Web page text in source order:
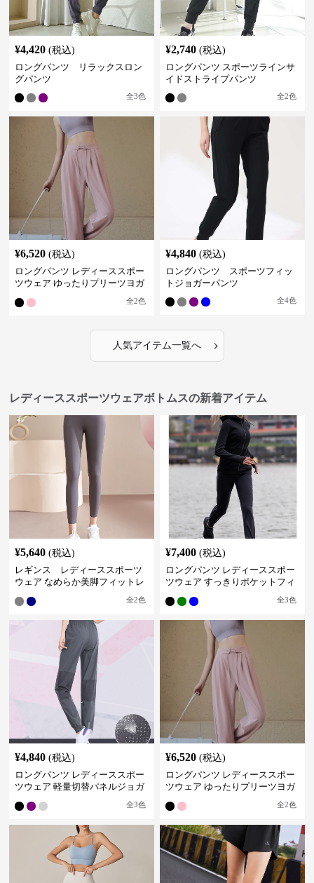
¥4,420 (税込)
ロングパンツ リラックスロン
グパンツ
全3色
¥2,740 (税込)
ロングパンツ スポーツラインサ
イドストライプパンツ
全2色
¥6,520 (税込)
ロングパンツ レディーススポー
ツウェア ゆったりプリーツヨガ
全2色
¥4,840 (税込)
ロングパンツ スポーツフィッ
トジョガーパンツ
全4色
人気アイテム一覧へ ›
レディーススポーツウェアボトムスの新着アイテム
¥5,640 (税込)
レギンス レディーススポーツ
ウェア なめらか美脚フィットレ
全2色
¥7,400 (税込)
ロングパンツ レディーススポー
ツウェア すっきりポケットフィ
全3色
¥4,840 (税込)
ロングパンツ レディーススポー
ツウェア 軽量切替パネルジョガ
全3色
¥6,520 (税込)
ロングパンツ レディーススポー
ツウェア ゆったりプリーツヨガ
全2色